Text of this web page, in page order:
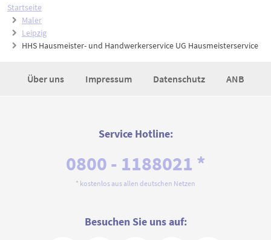
Startseite
Maler
Leipzig
HHS Hausmeister- und Handwerkerservice UG Hausmeisterservice
Über uns Impressum Datenschutz ANB
Service Hotline:
0800 - 1188021 *
* kostenlos aus allen deutschen Netzen
Besuchen Sie uns auf: